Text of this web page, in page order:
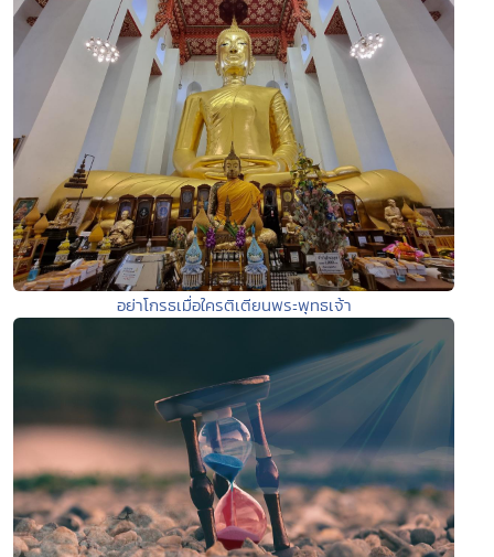
อย่าโกรธเมื่อใครติเตียนพระพุทธเจ้า